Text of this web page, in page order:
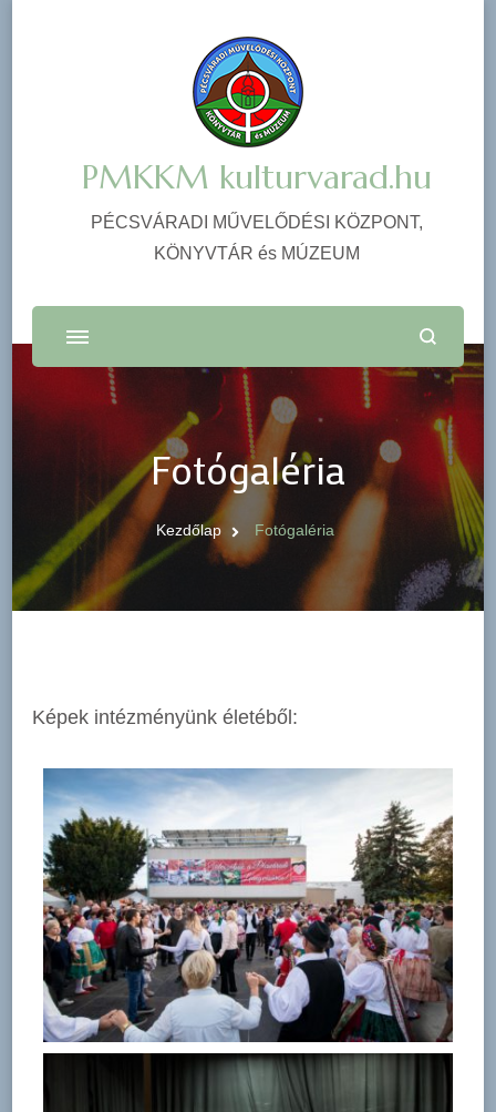
PMKKM kulturvarad.hu
PÉCSVÁRADI MŰVELŐDÉSI KÖZPONT,
KÖNYVTÁR és MÚZEUM
Fotógaléria
Kezdőlap Fotógaléria
Képek intézményünk életéből: